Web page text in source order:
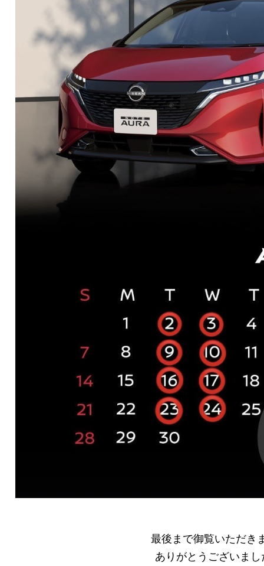
最後まで御覧いただき
ありがとうございまし